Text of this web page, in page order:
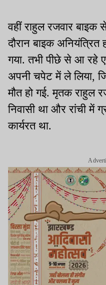
वहीं राहुल रजवार बाइक
दौरान बाइक
गया. तभी पीछे से आ रहे
अपनी चपेट में ले लिया,
मौत हो गई. मृतक राहुल
निवासी था और रांची में
कार्यरत था.